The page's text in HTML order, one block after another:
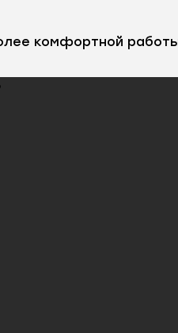
комфортной